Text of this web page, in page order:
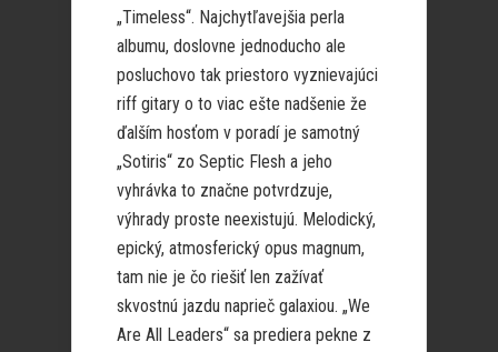
„Timeless“. Najchytľavejšia perla
albumu, doslovne jednoducho ale
posluchovo tak priestoro vyznievajúci
riff gitary o to viac ešte nadšenie že
ďalším hosťom v poradí je samotný
„Sotiris“ zo Septic Flesh a jeho
vyhrávka to značne potvrdzuje,
výhrady proste neexistujú. Melodický,
epický, atmosferický opus magnum,
tam nie je čo riešiť len zažívať
skvostnú jazdu naprieč galaxiou. „We
Are All Leaders“ sa prediera pekne z